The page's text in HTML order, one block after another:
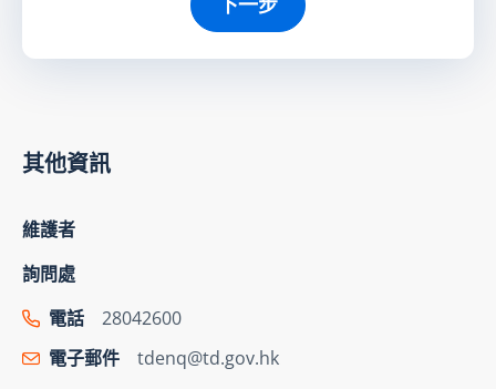
其他資訊
維護者
詢問處
電話
28042600
電子郵件
tdenq@td.gov.hk